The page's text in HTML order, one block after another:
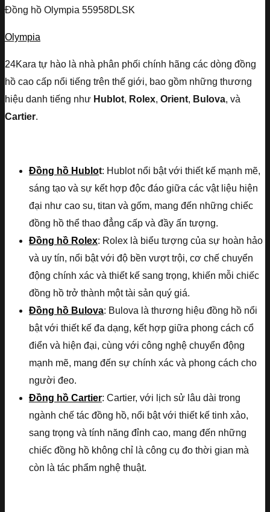
Đồng hồ Olympia 55958DLSK
Olympia
24Kara tự hào là nhà phân phối chính hãng các dòng đồng
hồ cao cấp nổi tiếng trên thế giới, bao gồm những thương
hiệu danh tiếng như Hublot, Rolex, Orient, Bulova, và
Cartier.
Đồng hồ Hublot: Hublot nổi bật với thiết kế mạnh mẽ,
sáng tạo và sự kết hợp độc đáo giữa các vật liệu hiện
đại như cao su, titan và gốm, mang đến những chiếc
đồng hồ thể thao đẳng cấp và đầy ấn tượng.
Đồng hồ Rolex: Rolex là biểu tượng của sự hoàn hảo
và uy tín, nổi bật với độ bền vượt trội, cơ chế chuyển
động chính xác và thiết kế sang trọng, khiến mỗi chiếc
đồng hồ trở thành một tài sản quý giá.
Đồng hồ Bulova: Bulova là thương hiệu đồng hồ nổi
bật với thiết kế đa dạng, kết hợp giữa phong cách cổ
điển và hiện đại, cùng với công nghệ chuyển động
mạnh mẽ, mang đến sự chính xác và phong cách cho
người đeo.
Đồng hồ Cartier: Cartier, với lịch sử lâu dài trong
ngành chế tác đồng hồ, nổi bật với thiết kế tinh xảo,
sang trọng và tính năng đỉnh cao, mang đến những
chiếc đồng hồ không chỉ là công cụ đo thời gian mà
còn là tác phẩm nghệ thuật.